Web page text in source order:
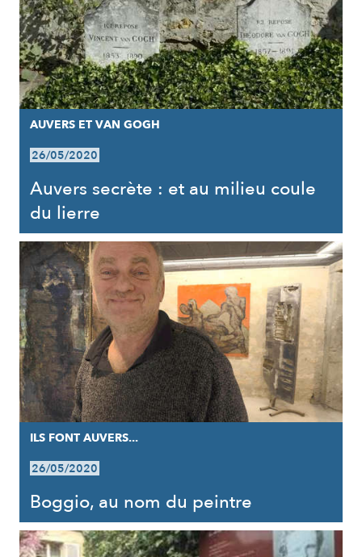
AUVERS ET VAN GOGH
26/05/2020
Auvers secrète : et au milieu coule
du lierre
ILS FONT AUVERS...
26/05/2020
Boggio, au nom du peintre